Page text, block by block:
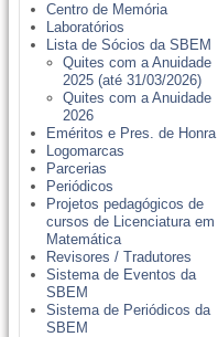
Centro de Memória
Laboratórios
Lista de Sócios da SBEM
Quites com a Anuidade
2025 (até 31/03/2026)
Quites com a Anuidade
2026
Eméritos e Pres. de Honra
Logomarcas
Parcerias
Periódicos
Projetos pedagógicos de
cursos de Licenciatura em
Matemática
Revisores / Tradutores
Sistema de Eventos da
SBEM
Sistema de Periódicos da
SBEM